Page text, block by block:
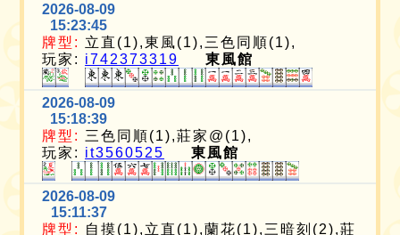
2026-08-09
15:23:45
牌型: 立直(1),東風(1),三色同順(1),
玩家: i742373319 東風館
2026-08-09
15:18:39
牌型: 三色同順(1),莊家@(1),
玩家: it3560525 東風館
2026-08-09
15:11:37
牌型:
自摸(1),立直(1),蘭花(1),三暗刻(2),莊